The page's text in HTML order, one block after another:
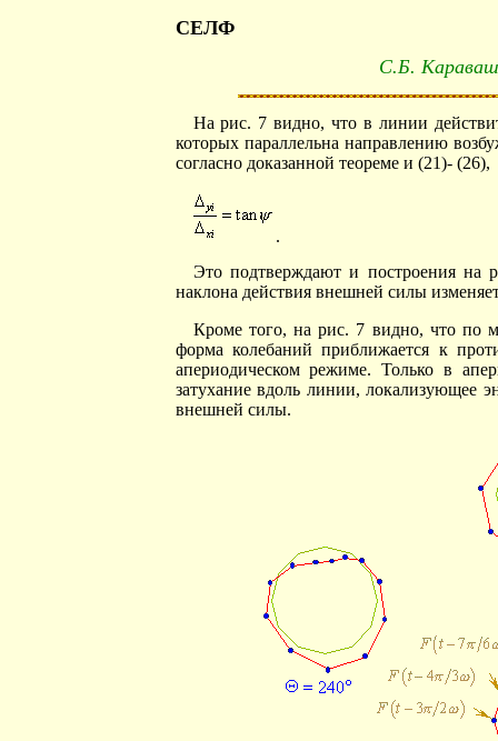
СЕЛФ
С.Б.
На рис. 7 видно, что в линии
которых параллельна направлению
согласно доказанной теореме и (21)- (26),
.
Это подтверждают и построения на
наклона действия внешней силы
Кроме того, на рис. 7 видно, что по
форма колебаний приближается к
апериодическом режиме. Только в
затухание вдоль линии, локализующее
внешней силы.